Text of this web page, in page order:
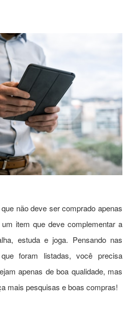
não deve ser comprado apenas
item que deve complementar a
estuda e joga. Pensando nas
foram listadas, você precisa
apenas de boa qualidade, mas
mais pesquisas e boas compras!